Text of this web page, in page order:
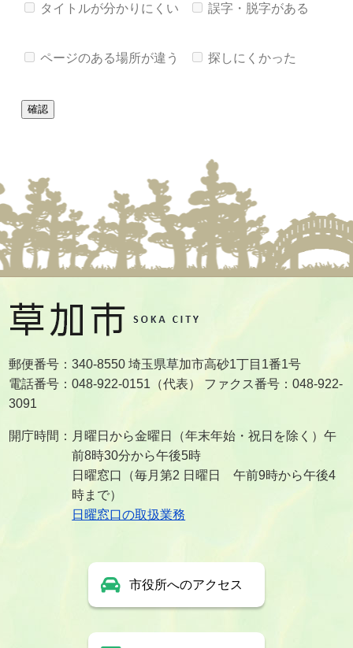
タイトルが分かりにくい 誤字・脱字がある
ページのある場所が違う 探しにくかった
郵便番号：340-8550 埼玉県草加市高砂1丁目1番1号
電話番号：048-922-0151（代表） ファクス番号：048-922-
3091
開庁時間：月曜日から金曜日（年末年始・祝日を除く）午
前8時30分から午後5時
日曜窓口（毎月第2 日曜日 午前9時から午後4
時まで）
日曜窓口の取扱業務
市役所へのアクセス